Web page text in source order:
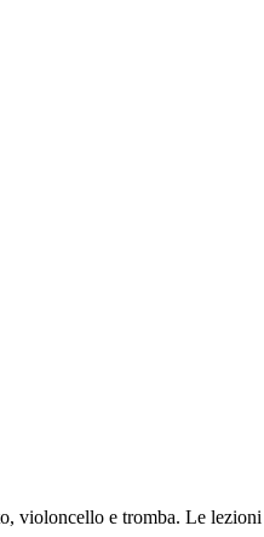
violoncello e tromba. Le